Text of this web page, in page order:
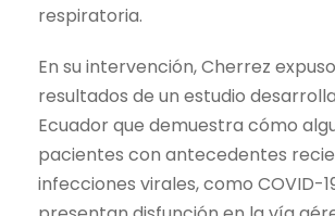
respiratoria.
En su intervención, Cherrez
resultados de un estudio
Ecuador que demuestra cómo
pacientes con antecedentes
infecciones virales, como COVID-